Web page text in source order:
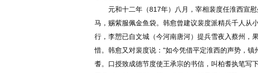
元和十二年（817年）八月，宰相裴度任淮西宣慰
马，赐紫服佩金鱼袋。韩愈曾建议裴度派精兵千人从
行，李愬已自文城（今河南唐河）提兵雪夜入蔡州，
惜。韩愈又对裴度说："如今凭借平定淮西的声势，
耆。口授致成德节度使王承宗的书信，叫柏耆执笔写